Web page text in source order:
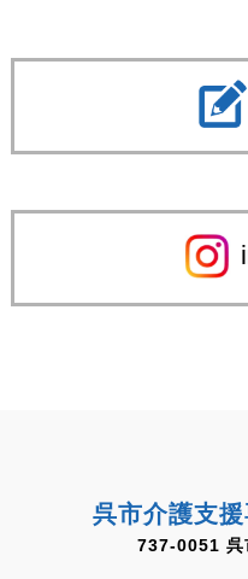
呉市介護支
737-0051 呉